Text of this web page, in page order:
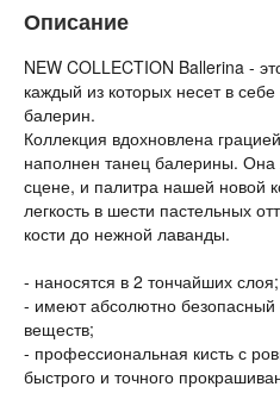
Описание
NEW COLLECTION Ballerina -
каждый из которых несет в себе
балерин.
Коллекция вдохновлена
наполнен танец балерины. Она
сцене, и палитра нашей новой
легкость в шести пастельных
кости до нежной лаванды.
- наносятся в 2 тончайших слоя;
- имеют абсолютно безопасный
веществ;
- профессиональная кисть с
быстрого и точного